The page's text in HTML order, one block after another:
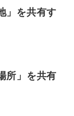
」を共有す
所」を共有